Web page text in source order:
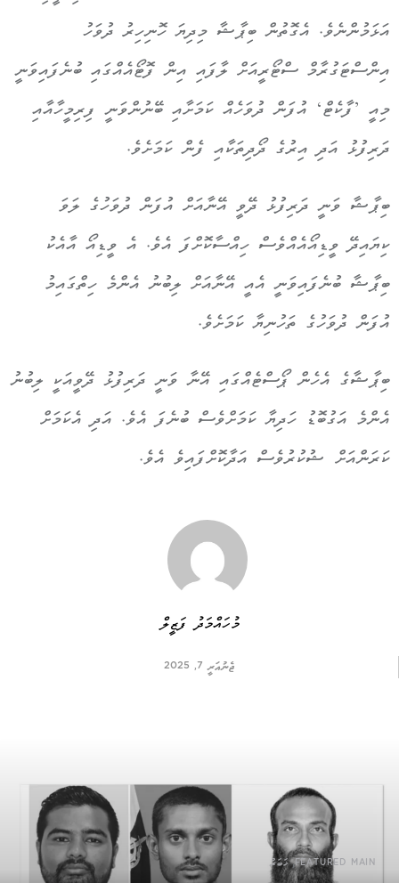
އަޅަމުންނެވެ. އެގޮތުން ބިޕާޝާ މިދިޔަ ހޮނިހިރު ދުވަހު
އިންސްޓަގުރާމް ސްޓޯރީއަށް ލާފައި އިން ފޮޓޯއެއްގައި ބުނެފައިވަނީ
މިއީ ’ފާކެޓް‘ އުފަން ދުވަހެއް ކަމަށާއި ބޭނުންވަނީ ފިރިމީހާއާއި
ދަރިފުޅު އަދި އިރުގެ ދޯދިތަކާއި ފެން ކަމަށެވެ.
ބިޕާޝާ ވަނީ ދަރިފުޅު ދޭވީ އޭނާއަށް އުފަން ދުވަހުގެ ލަވަ
ކިޔައިދޭ ވީޑިއޯއެއްވެސް ހިއްސާކޮށްފަ އެވެ. އެ ވީޑިއޯ އާއެކު
ބިޕާޝާ ބުނެފައިވަނީ އެއީ އޭނާއަށް ލިބުނު އެންމެ ހިތްގައިމު
އުފަން ދުވަހުގެ ތަހުނިޔާ ކަމަށެވެ.
ބިޕާޝާގެ އެހެން ޕޯސްޓެއްގައި އޭނާ ވަނީ ދަރިފުޅު ދޭވީއަކީ ލިބުނު
އެންމެ އަގުބޮޑު ހަދިޔާ ކަމަށްވެސް ބުނެފަ އެވެ. އަދި އެކަމަށް
ކަރަންއަށް ޝުކުރުވެސް އަދާކޮށްފައިވެ އެވެ.
މުހައްމަދު ފަޒީލް
ޖެނުއަރީ 7, 2025
FEATURED MAIN
,ޚަބަރު